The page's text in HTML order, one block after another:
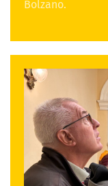
Bolzano.